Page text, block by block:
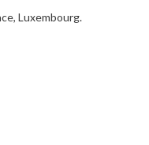
Luxembourg.